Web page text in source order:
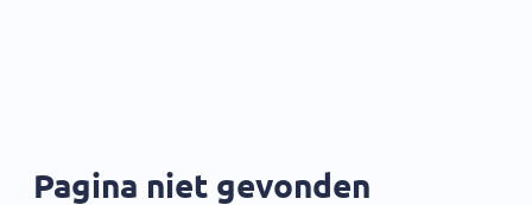
Pagina niet gevonden